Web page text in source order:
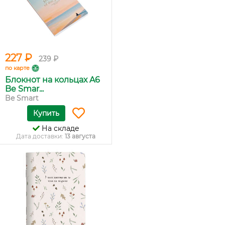
227 ₽ 239 ₽
по карте
Блокнот на кольцах A6
Be Smar...
Be Smart
Купить
На складе
Дата доставки: 13 августа